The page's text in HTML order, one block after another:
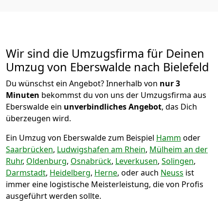
Wir sind die Umzugsfirma für Deinen
Umzug von Eberswalde nach Bielefeld
Du wünschst ein Angebot? Innerhalb von nur 3
Minuten bekommst du von uns der Umzugsfirma aus
Eberswalde ein unverbindliches Angebot, das Dich
überzeugen wird.
Ein Umzug von Eberswalde zum Beispiel Hamm oder
Saarbrücken, Ludwigshafen am Rhein, Mülheim an der
Ruhr, Oldenburg, Osnabrück, Leverkusen, Solingen,
Darmstadt, Heidelberg, Herne, oder auch Neuss ist
immer eine logistische Meisterleistung, die von Profis
ausgeführt werden sollte.